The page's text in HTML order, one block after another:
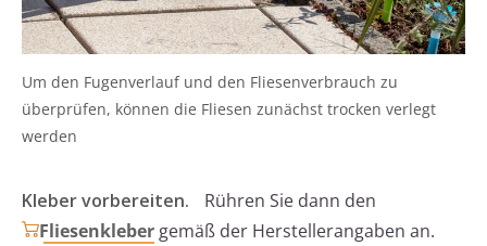
Um den Fugenverlauf und den Fliesenverbrauch zu
überprüfen, können die Fliesen zunächst trocken verlegt
werden
Kleber vorbereiten.
Rühren Sie dann den
Fliesenklebergemäß der Herstellerangaben an.